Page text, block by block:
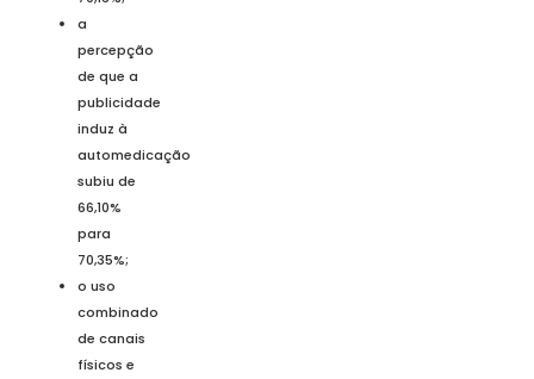
a
percepção
de que a
publicidade
induz à
automedicação
subiu de
66,10%
para
70,35%;
o uso
combinado
de canais
físicos e